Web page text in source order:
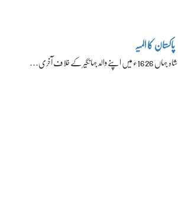
پاکستان کا المیہ
شاہ جہاں 1626ء میں اپنے والد جہانگیر کے خلاف آخری…